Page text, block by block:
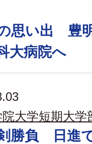
思い出 豊
大病院へ
大学短期大学
勝負 日進